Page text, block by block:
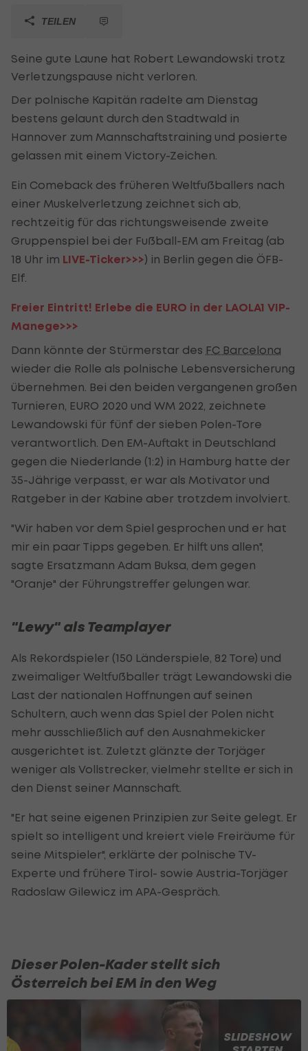
TEILEN
Seine gute Laune hat Robert Lewandowski trotz
Verletzungspause nicht verloren.
Der polnische Kapitän radelte am Dienstag
bestens gelaunt durch den Stadtwald in
Hannover zum Mannschaftstraining und posierte
gelassen mit einem Victory-Zeichen.
Ein Comeback des früheren Weltfußballers nach
einer Muskelverletzung zeichnet sich ab,
rechtzeitig für das richtungsweisende zweite
Gruppenspiel bei der Fußball-EM am Freitag (ab
18 Uhr im LIVE-Ticker>>>) in Berlin gegen die ÖFB-
Elf.
Freier Eintritt! Erlebe die EURO in der LAOLA1 VIP-
Manege>>>
Dann könnte der Stürmerstar des FC Barcelona
wieder die Rolle als polnische Lebensversicherung
übernehmen. Bei den beiden vergangenen großen
Turnieren, EURO 2020 und WM 2022, zeichnete
Lewandowski für fünf der sieben Polen-Tore
verantwortlich. Den EM-Auftakt in Deutschland
gegen die Niederlande (1:2) in Hamburg hatte der
35-Jährige verpasst, er war als Motivator und
Ratgeber in der Kabine aber trotzdem involviert.
"Wir haben vor dem Spiel gesprochen und er hat
mir ein paar Tipps gegeben. Er hilft uns allen",
sagte Ersatzmann Adam Buksa, dem gegen
"Oranje" der Führungstreffer gelungen war.
"Lewy" als Teamplayer
Als Rekordspieler (150 Länderspiele, 82 Tore) und
zweimaliger Weltfußballer trägt Lewandowski die
Last der nationalen Hoffnungen auf seinen
Schultern, auch wenn das Spiel der Polen nicht
mehr ausschließlich auf den Ausnahmekicker
ausgerichtet ist. Zuletzt glänzte der Torjäger
weniger als Vollstrecker, vielmehr stellte er sich in
den Dienst seiner Mannschaft.
"Er hat seine eigenen Prinzipien zur Seite gelegt. Er
spielt so intelligent und kreiert viele Freiräume für
seine Mitspieler", erklärte der polnische TV-
Experte und frühere Tirol- sowie Austria-Torjäger
Radoslaw Gilewicz im APA-Gespräch.
Dieser Polen-Kader stellt sich
Österreich bei EM in den Weg
SLIDESHOW